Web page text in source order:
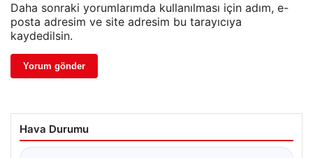
Daha sonraki yorumlarımda kullanılması için adım, e-
posta adresim ve site adresim bu tarayıcıya
kaydedilsin.
Hava Durumu